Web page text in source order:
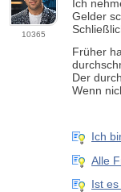
10365
Ich
Gelder
Früher
Der
Wenn
Ich
Alle
Ist